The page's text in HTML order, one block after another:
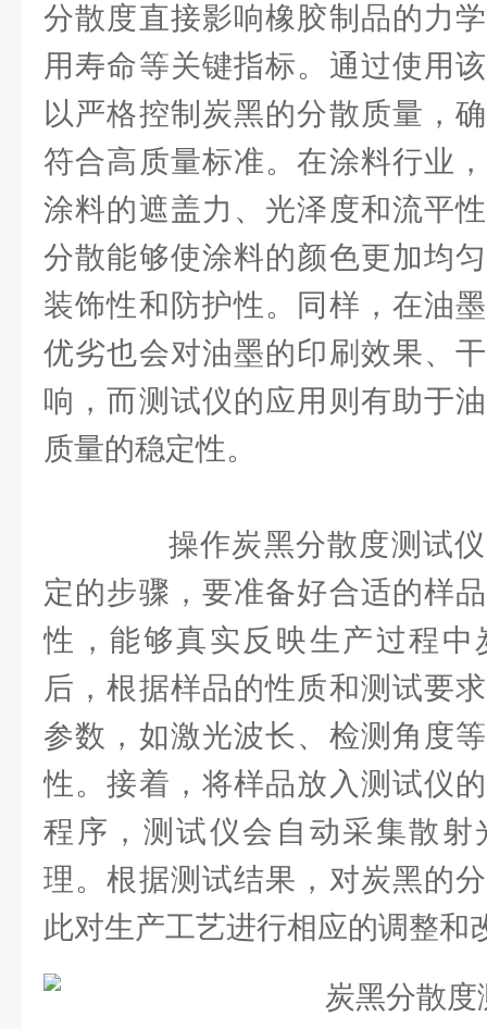
分散度直接影响橡胶制品的力
用寿命等关键指标。通过使用
以严格控制炭黑的分散质量，
符合高质量标准。在涂料行业
涂料的遮盖力、光泽度和流平
分散能够使涂料的颜色更加均
装饰性和防护性。同样，在油
优劣也会对油墨的印刷效果、
响，而测试仪的应用则有助于
质量的稳定性。
操作炭黑分散度测试仪
定的步骤，要准备好合适的样
性，能够真实反映生产过程中
后，根据样品的性质和测试要
参数，如激光波长、检测角度
性。接着，将样品放入测试仪
程序，测试仪会自动采集散射
理。根据测试结果，对炭黑的
此对生产工艺进行相应的调整和